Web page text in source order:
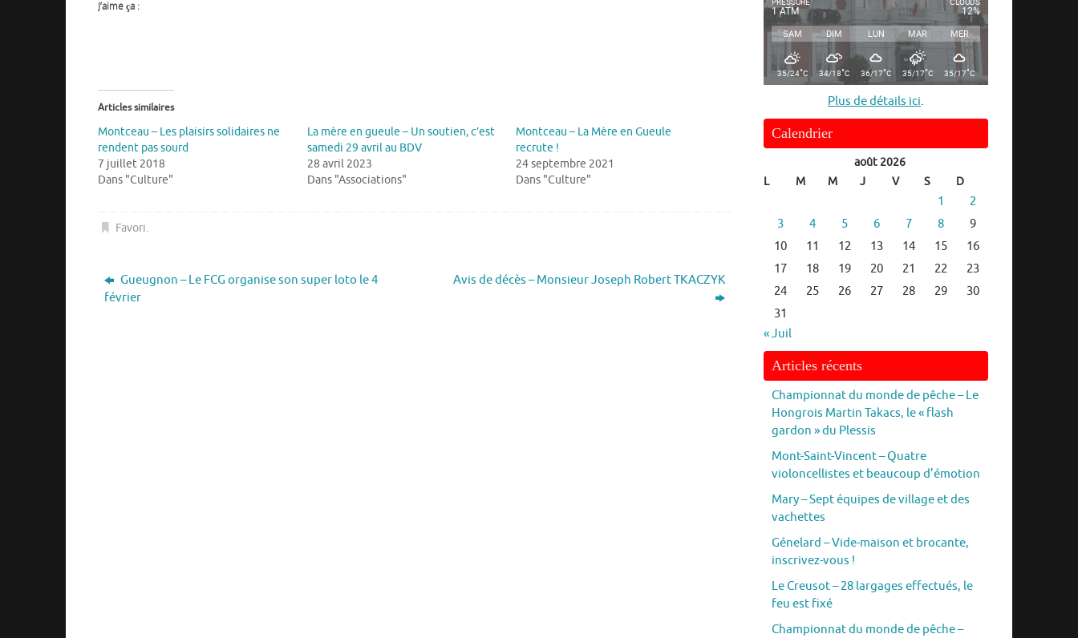
J’aime ça :
Articles similaires
Montceau – Les plaisirs solidaires ne
rendent pas sourd
7 juillet 2018
Dans "Culture"
La mère en gueule – Un soutien, c’est
samedi 29 avril au BDV
28 avril 2023
Dans "Associations"
Montceau – La Mère en Gueule
recrute !
24 septembre 2021
Dans "Culture"
Favori.
Gueugnon – Le FCG organise son super loto le 4
février
Avis de décès – Monsieur Joseph Robert TKACZYK
1 ATM 12%
SAM DIM LUN MAR MER
35/24°C 34/18°C 36/17°C 35/17°C 35/17°C
Plus de détails ici.
Calendrier
août 2026
L
M M J V S D
1
2
3
4 5 6 7 8
9
10
11 12 13 14 15
16
17
18 19 20 21 22
23
24
25 26 27 28 29
30
31
« Juil
Articles récents
Championnat du monde de pêche – Le
Hongrois Martin Takacs, le « flash
gardon » du Plessis
Mont-Saint-Vincent – Quatre
violoncellistes et beaucoup d’émotion
Mary – Sept équipes de village et des
vachettes
Génelard – Vide-maison et brocante,
inscrivez-vous !
Le Creusot – 28 largages effectués, le
feu est fixé
Championnat du monde de pêche –